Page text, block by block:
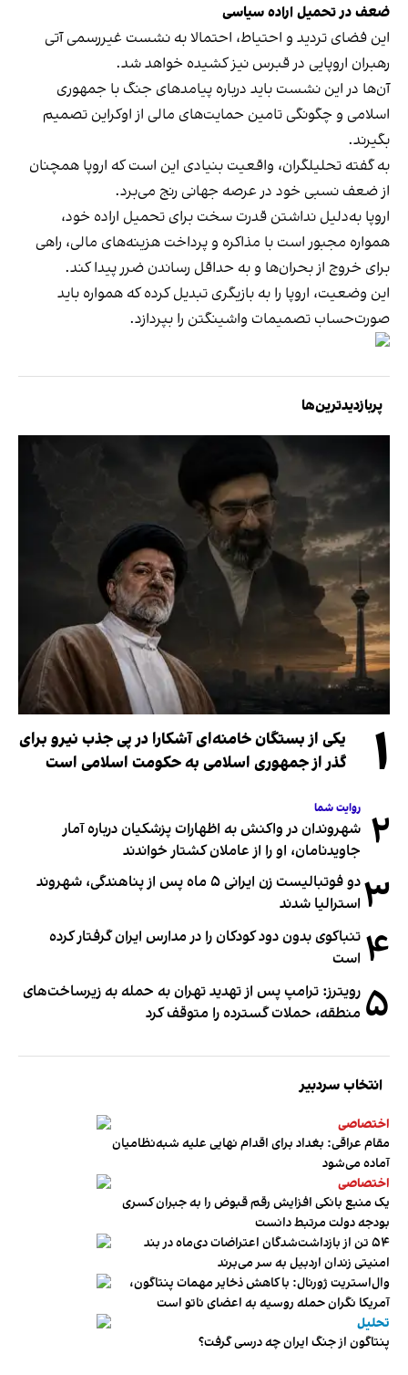
ضعف در تحمیل اراده سیاسی
این فضای تردید و احتیاط، احتمالا به نشست غیررسمی آتی
رهبران اروپایی در قبرس نیز کشیده خواهد شد.
آن‌ها در این نشست باید درباره پیامدهای جنگ با جمهوری
اسلامی و چگونگی تامین حمایت‌های مالی از اوکراین تصمیم
بگیرند.
به گفته تحلیلگران، واقعیت بنیادی این است که اروپا همچنان
از ضعف نسبی خود در عرصه جهانی رنج می‌برد.
اروپا به‌دلیل نداشتن قدرت سخت برای تحمیل اراده خود،
همواره مجبور است با مذاکره و پرداخت هزینه‌های مالی، راهی
برای خروج از بحران‌ها و به حداقل رساندن ضرر پیدا کند.
این وضعیت، اروپا را به بازیگری تبدیل کرده که همواره باید
صورت‌حساب تصمیمات واشینگتن را بپردازد.
پربازدیدترین‌ها
۱
یکی از بستگان خامنه‌ای آشکارا در پی جذب نیرو برای
گذر از جمهوری اسلامی به حکومت اسلامی است
۲ روایت شما
شهروندان در واکنش به اظهارات پزشکیان درباره آمار
جاویدنامان، او را از عاملان کشتار خواندند
۳
دو فوتبالیست زن ایرانی ۵ ماه پس از پناهندگی، شهروند
استرالیا شدند
۴ تنباکوی بدون دود کودکان را در مدارس ایران گرفتار کرده
است
۵ رویترز: ترامپ پس از تهدید تهران به حمله به زیرساخت‌های
منطقه، حملات گسترده را متوقف کرد
انتخاب سردبیر
اختصاصی
مقام عراقی: بغداد برای اقدام نهایی علیه شبه‌نظامیان
آماده می‌شود
اختصاصی
یک منبع بانکی افزایش رقم قبوض را به جبران کسری
بودجه دولت مرتبط دانست
۵۴ تن از بازداشت‌شدگان اعتراضات دی‌ماه در بند
امنیتی زندان اردبیل به سر می‌برند
وال‌استریت ژورنال: با کاهش ذخایر مهمات پنتاگون،
آمریکا نگران حمله روسیه به اعضای ناتو‌ است
تحلیل
پنتاگون از جنگ ایران چه درسی گرفت؟